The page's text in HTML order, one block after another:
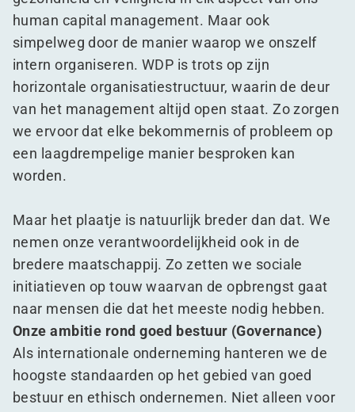
human capital management. Maar ook
simpelweg door de manier waarop we onszelf
intern organiseren. WDP is trots op zijn
horizontale organisatiestructuur, waarin de deur
van het management altijd open staat. Zo zorgen
we ervoor dat elke bekommernis of probleem op
een laagdrempelige manier besproken kan
worden.
Maar het plaatje is natuurlijk breder dan dat. We
nemen onze verantwoordelijkheid ook in de
bredere maatschappij. Zo zetten we sociale
initiatieven op touw waarvan de opbrengst gaat
naar mensen die dat het meeste nodig hebben.
Onze ambitie rond goed bestuur (Governance)
Als internationale onderneming hanteren we de
hoogste standaarden op het gebied van goed
bestuur en ethisch ondernemen. Niet alleen voor